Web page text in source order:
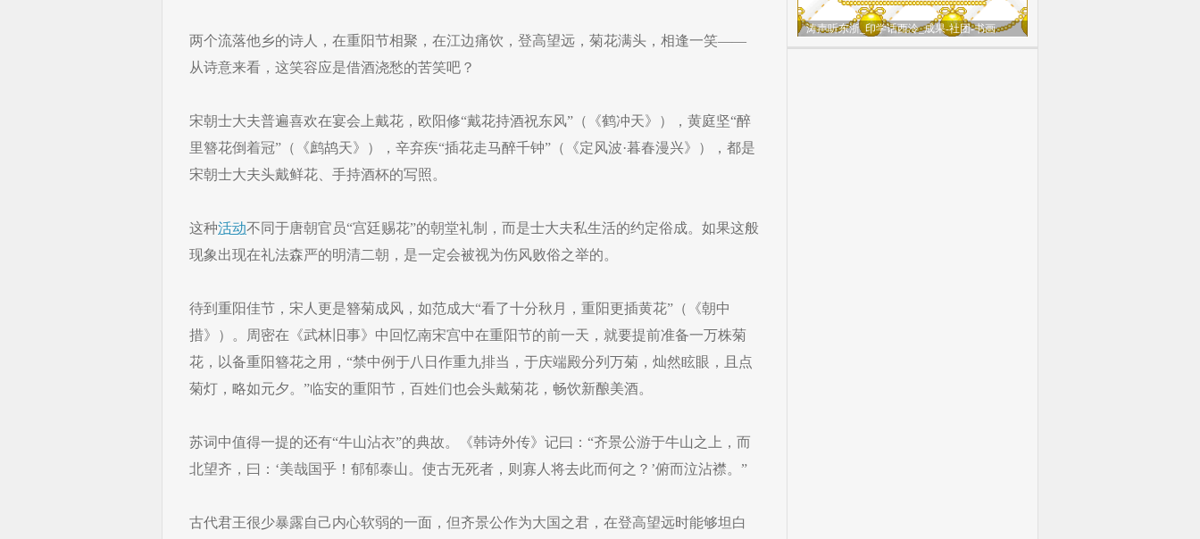
两个流落他乡的诗人，在重阳节相聚，在江边痛饮，登高望远，菊花满头，相逢一笑——
从诗意来看，这笑容应是借酒浇愁的苦笑吧？
宋朝士大夫普遍喜欢在宴会上戴花，欧阳修“戴花持酒祝东风”（《鹤冲天》），黄庭坚“醉
里簪花倒着冠”（《鹧鸪天》），辛弃疾“插花走马醉千钟”（《定风波·暮春漫兴》），都是
宋朝士大夫头戴鲜花、手持酒杯的写照。
这种活动不同于唐朝官员“宫廷赐花”的朝堂礼制，而是士大夫私生活的约定俗成。如果这般
现象出现在礼法森严的明清二朝，是一定会被视为伤风败俗之举的。
待到重阳佳节，宋人更是簪菊成风，如范成大“看了十分秋月，重阳更插黄花”（《朝中
措》）。周密在《武林旧事》中回忆南宋宫中在重阳节的前一天，就要提前准备一万株菊
花，以备重阳簪花之用，“禁中例于八日作重九排当，于庆端殿分列万菊，灿然眩眼，且点
菊灯，略如元夕。”临安的重阳节，百姓们也会头戴菊花，畅饮新酿美酒。
苏词中值得一提的还有“牛山沾衣”的典故。《韩诗外传》记曰：“齐景公游于牛山之上，而
北望齐，曰：‘美哉国乎！郁郁泰山。使古无死者，则寡人将去此而何之？’俯而泣沾襟。”
古代君王很少暴露自己内心软弱的一面，但齐景公作为大国之君，在登高望远时能够坦白
涛声听东浙_印学话西泠_成果-社团-书画